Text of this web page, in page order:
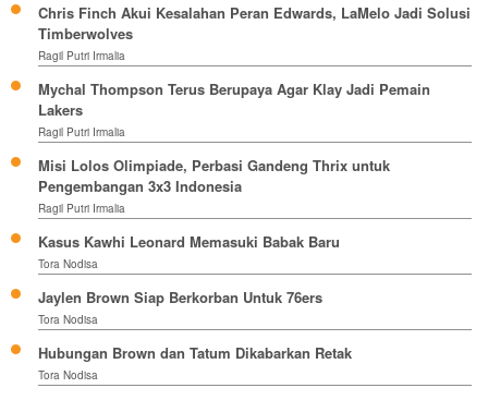
Chris Finch Akui Kesalahan Peran Edwards, LaMelo Jadi Solusi
Timberwolves
Ragil Putri Irmalia
Mychal Thompson Terus Berupaya Agar Klay Jadi Pemain
Lakers
Ragil Putri Irmalia
Misi Lolos Olimpiade, Perbasi Gandeng Thrix untuk
Pengembangan 3x3 Indonesia
Ragil Putri Irmalia
Kasus Kawhi Leonard Memasuki Babak Baru
Tora Nodisa
Jaylen Brown Siap Berkorban Untuk 76ers
Tora Nodisa
Hubungan Brown dan Tatum Dikabarkan Retak
Tora Nodisa